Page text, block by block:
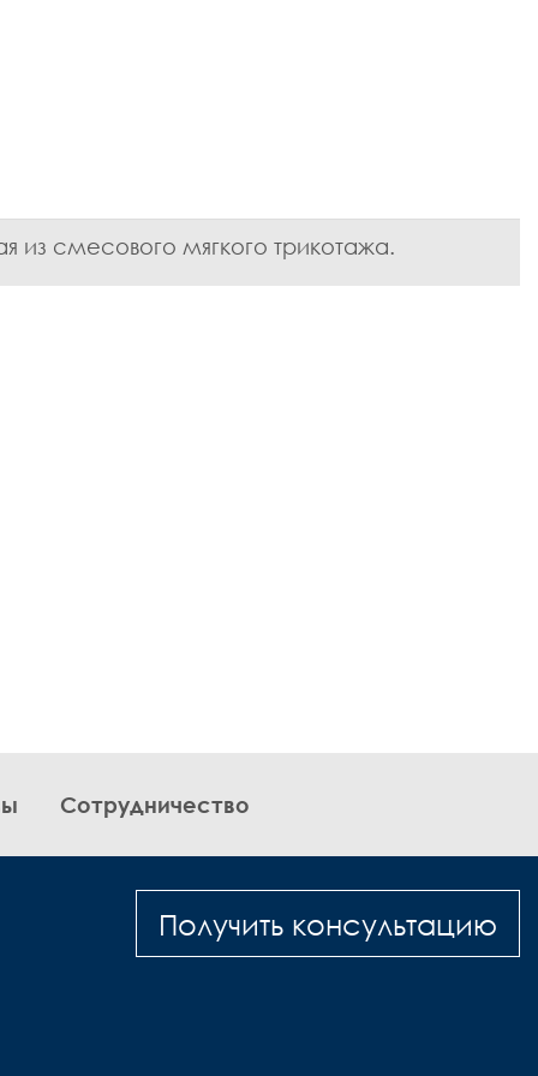
из смесового мягкого трикотажа.
Сотрудничество
Получить консультацию